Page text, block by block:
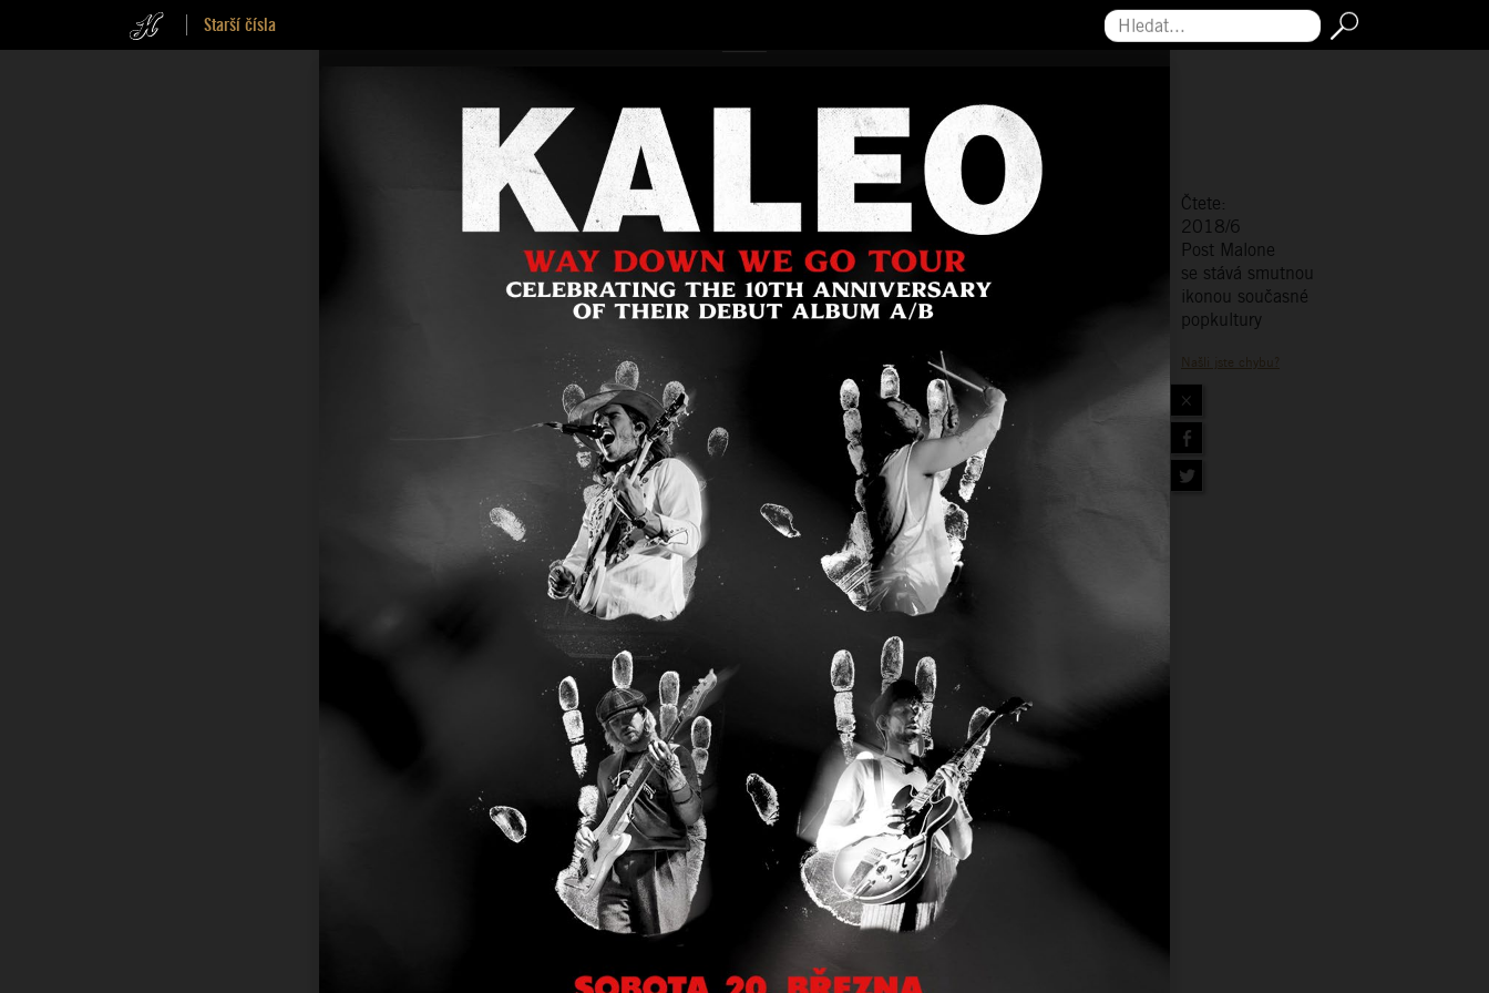
Starší čísla
Hledat...
Čtete:
2018/6
Post Malone
se stává smutnou
ikonou současné
popkultury
Našli jste chybu?
×